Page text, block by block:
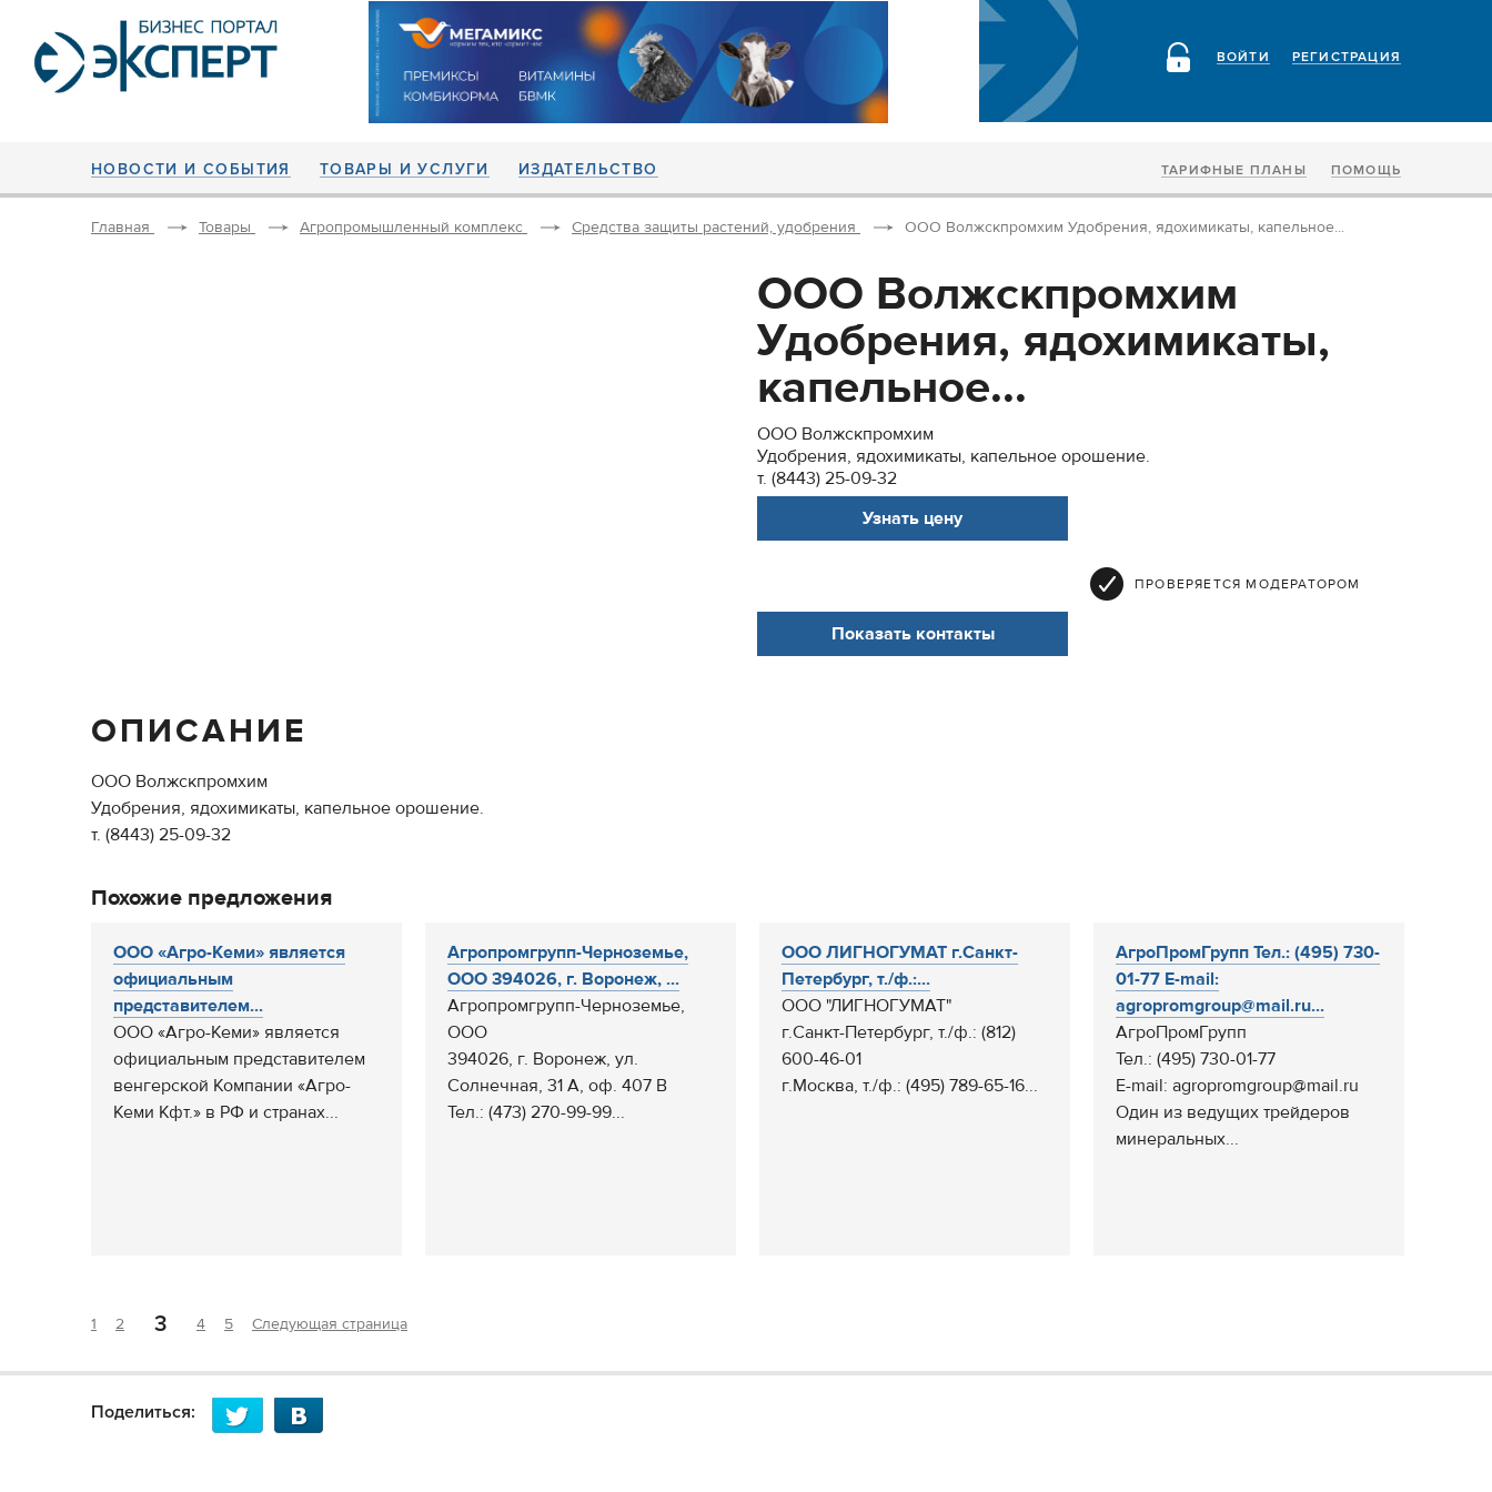
РЕГИСТРАЦИЯ
ВОЙТИ
НОВОСТИ И СОБЫТИЯ ТОВАРЫ И УСЛУГИ ИЗДАТЕЛЬСТВО ТАРИФНЫЕ ПЛАНЫ ПОМОЩЬ
Главная Товары Агропромышленный комплекс Средства защиты растений, удобрения ООО Волжскпромхим Удобрения, ядохимикаты, капельное...
ООО Волжскпромхим
Удобрения, ядохимикаты,
капельное...
ООО Волжскпромхим
Удобрения, ядохимикаты, капельное орошение.
т. (8443) 25-09-32
Узнать цену
ПРОВЕРЯЕТСЯ МОДЕРАТОРОМ
Показать контакты
ОПИСАНИЕ
ООО Волжскпромхим
Удобрения, ядохимикаты, капельное орошение.
т. (8443) 25-09-32
Похожие предложения
ООО «Агро-Кеми» является
официальным
представителем...
ООО «Агро-Кеми» является
официальным представителем
венгерской Компании «Агро-
Кеми Кфт.» в РФ и странах...
Агропромгрупп-Черноземье,
ООО 394026, г. Воронеж, ...
Агропромгрупп-Черноземье,
ООО
394026, г. Воронеж, ул.
Солнечная, 31 А, оф. 407 В
Тел.: (473) 270-99-99...
ООО ЛИГНОГУМАТ г.Санкт-
Петербург, т./ф.:...
ООО "ЛИГНОГУМАТ"
г.Санкт-Петербург, т./ф.: (812)
600-46-01
г.Москва, т./ф.: (495) 789-65-16...
АгроПромГрупп Тел.: (495) 730-
01-77 E-mail:
agropromgroup@mail.ru...
АгроПромГрупп
Тел.: (495) 730-01-77
E-mail: agropromgroup@mail.ru
Один из ведущих трейдеров
минеральных...
1 2 3 4 5 Следующая страница
Поделиться: